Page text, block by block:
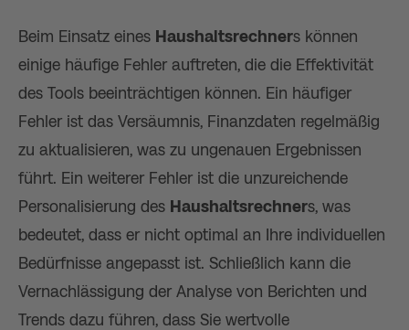
Beim Einsatz eines Haushaltsrechners können
einige häufige Fehler auftreten, die die Effektivität
des Tools beeinträchtigen können. Ein häufiger
Fehler ist das Versäumnis, Finanzdaten regelmäßig
zu aktualisieren, was zu ungenauen Ergebnissen
führt. Ein weiterer Fehler ist die unzureichende
Personalisierung des Haushaltsrechners, was
bedeutet, dass er nicht optimal an Ihre individuellen
Bedürfnisse angepasst ist. Schließlich kann die
Vernachlässigung der Analyse von Berichten und
Trends dazu führen, dass Sie wertvolle